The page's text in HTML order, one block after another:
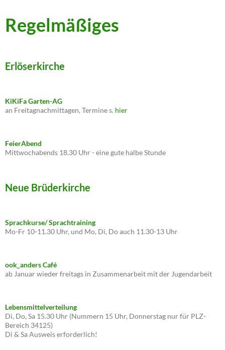
Regelmäßiges
Erlöserkirche
KiKiFa Garten-AG
an Freitagnachmittagen, Termine s. hier
FeierAbend
Mittwochabends 18.30 Uhr - eine gute halbe Stunde
Neue Brüderkirche
Sprachkurse/ Sprachtraining
Mo-Fr 10-11.30 Uhr, und Mo, Di, Do auch 11.30-13 Uhr
ook_anders Café
ab Januar wieder freitags in Zusammenarbeit mit der Jugendarbeit
Lebensmittelverteilung
Di, Do, Sa 15.30 Uhr (Nummern 15 Uhr, Donnerstag nur für PLZ-
Bereich 34125)
Di & Sa Ausweis erforderlich!